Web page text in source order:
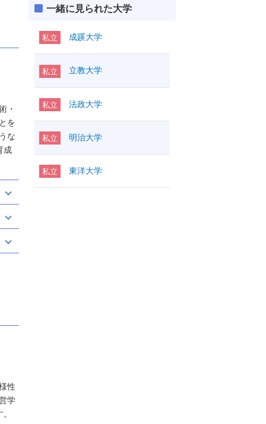
・
を
な
成
性
学
一緒に見られた大学
私立 成蹊大学
私立 立教大学
私立 法政大学
私立 明治大学
私立 東洋大学